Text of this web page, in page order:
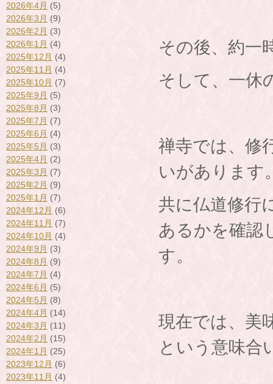
2026年4月 (5)
2026年3月 (9)
2026年2月 (3)
2026年1月 (4)
2025年12月 (4)
2025年11月 (4)
2025年10月 (7)
2025年9月 (5)
2025年8月 (3)
2025年7月 (7)
2025年6月 (4)
2025年5月 (3)
2025年4月 (2)
2025年3月 (7)
2025年2月 (9)
2025年1月 (7)
2024年12月 (6)
2024年11月 (7)
2024年10月 (4)
2024年9月 (3)
2024年8月 (9)
2024年7月 (4)
2024年6月 (5)
2024年5月 (8)
2024年4月 (14)
2024年3月 (11)
2024年2月 (15)
2024年1月 (25)
2023年12月 (6)
2023年11月 (4)
その後、約一
そして、一休
禅寺では、修
いがあります
共に仏道修行
あるかを確認
す。
現在では、美
という意味合